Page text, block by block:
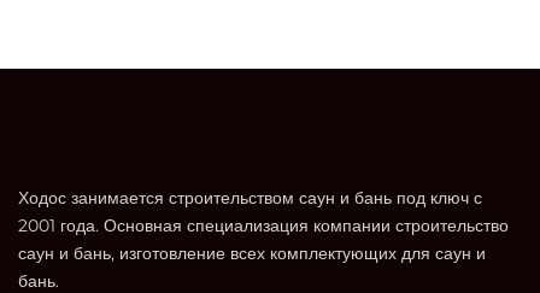
Ходос занимается строительством саун и бань под ключ с
2001 года. Основная специализация компании строительство
саун и бань, изготовление всех комплектующих для саун и
бань.